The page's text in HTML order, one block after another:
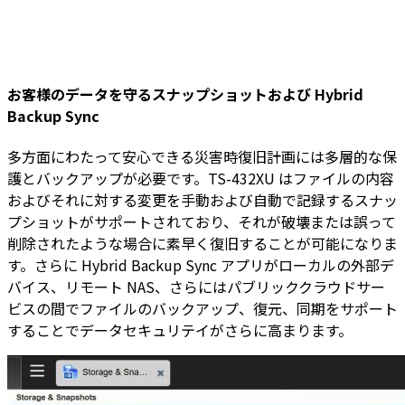
お客様のデータを守るスナップショットおよび Hybrid
Backup Sync
多方面にわたって安心できる災害時復旧計画には多層的な保
護とバックアップが必要です。TS-432XU はファイルの内容
およびそれに対する変更を手動および自動で記録するスナッ
プショットがサポートされており、それが破壊または誤って
削除されたような場合に素早く復旧することが可能になりま
す。さらに Hybrid Backup Sync アプリがローカルの外部デ
バイス、リモート NAS、さらにはパブリッククラウドサー
ビスの間でファイルのバックアップ、復元、同期をサポート
することでデータセキュリテイがさらに高まります。